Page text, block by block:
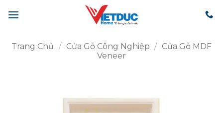
qua
dungTrang Chủ / Cửa Gỗ Công Nghiệp / Cửa Gỗ MDF
Veneer